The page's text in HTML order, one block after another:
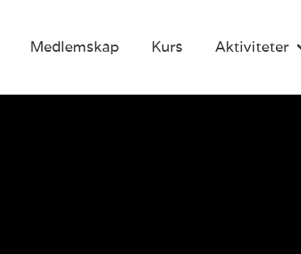
Medlemskap Kurs Aktiviteter